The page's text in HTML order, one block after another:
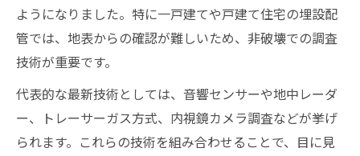
ようになりました。特に一戸建てや戸建て住宅の埋設配
管では、地表からの確認が難しいため、非破壊での調査
技術が重要です。
代表的な最新技術としては、音響センサーや地中レーダ
ー、トレーサーガス方式、内視鏡カメラ調査などが挙げ
られます。これらの技術を組み合わせることで、目に見